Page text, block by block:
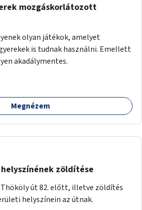
mozgáskorlátozott
olyan játékok, amelyet
is tudnak használni. Emellett
akadálymentes.
Megnézem
zöldítése
út 82. előtt, illetve zöldítés
helyszínein az útnak.